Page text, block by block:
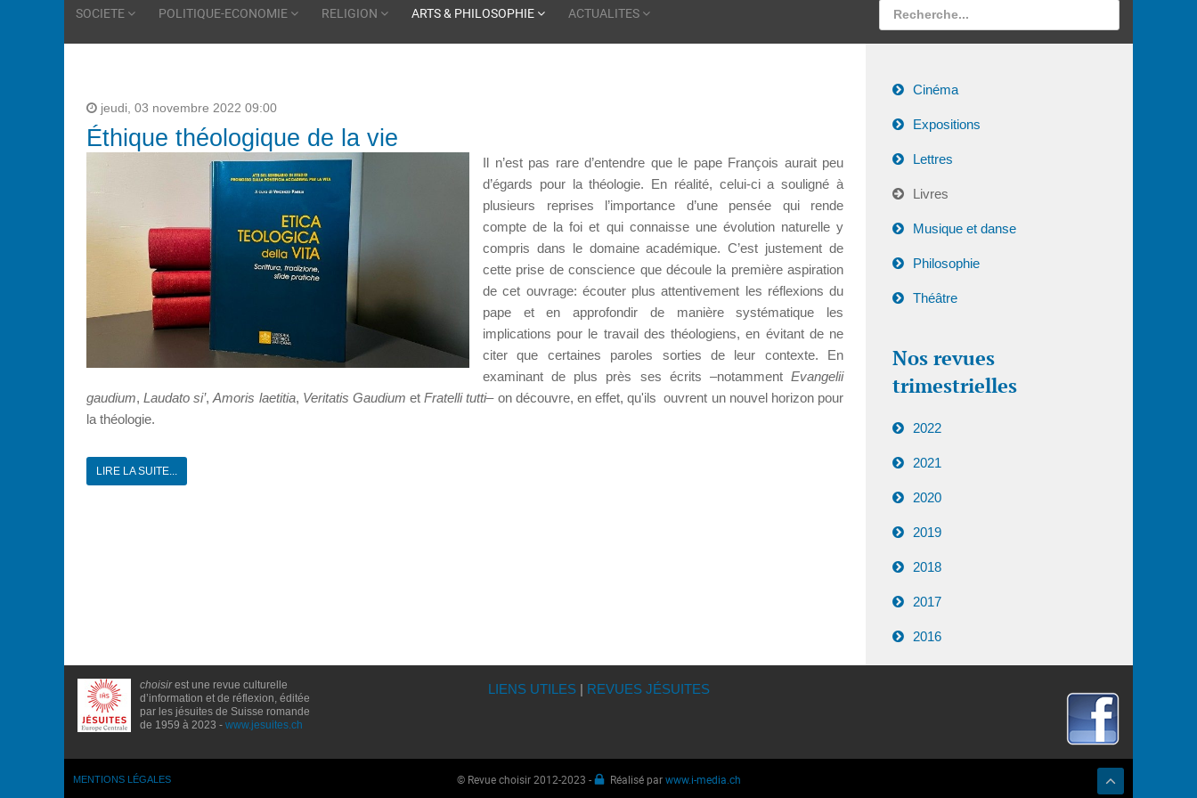
SOCIETE POLITIQUE-ECONOMIE RELIGION ARTS & PHILOSOPHIE ACTUALITES
jeudi, 03 novembre 2022 09:00
Éthique théologique de la vie
Il n’est pas rare d’entendre que le pape François aurait peu
d’égards pour la théologie. En réalité, celui-ci a souligné à
plusieurs reprises l’importance d’une pensée qui rende
compte de la foi et qui connaisse une évolution naturelle y
compris dans le domaine académique. C’est justement de
cette prise de conscience que découle la première aspiration
de cet ouvrage: écouter plus attentivement les réflexions du
pape et en approfondir de manière systématique les
implications pour le travail des théologiens, en évitant de ne
citer que certaines paroles sorties de leur contexte. En
examinant de plus près ses écrits –notamment Evangelii
gaudium,Laudato si’,Amoris laetitia, Veritatis Gaudium etFratelli tutti– on découvre, en effet, qu'ils ouvrent un nouvel horizon pour
la théologie.
LIRE LA SUITE...
Cinéma
Expositions
Lettres
Livres
Musique et danse
Philosophie
Théâtre
Nos revues
trimestrielles
2022
2021
2020
2019
2018
2017
2016
choisirest une revue culturelle
d’information et de réflexion, éditée
par les jésuites de Suisse romande
de 1959 à 2023 - www.jesuites.ch
LIENS UTILES| REVUES JÉSUITES
MENTIONS LÉGALES © Revue choisir 2012-2023 - Réalisé parwww.i-media.ch